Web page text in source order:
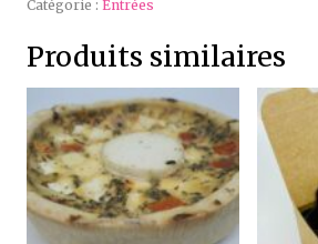
emmental
Jambon
Catégorie : Entrées
Produits similaires